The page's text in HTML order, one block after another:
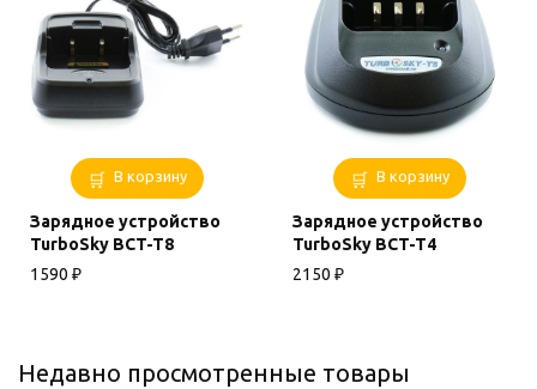
В корзину
Зарядное устройство
TurboSky BCT-T8
1590 ₽
В корзину
Зарядное устройство
TurboSky BCT-T4
2150 ₽
Недавно просмотренные товары